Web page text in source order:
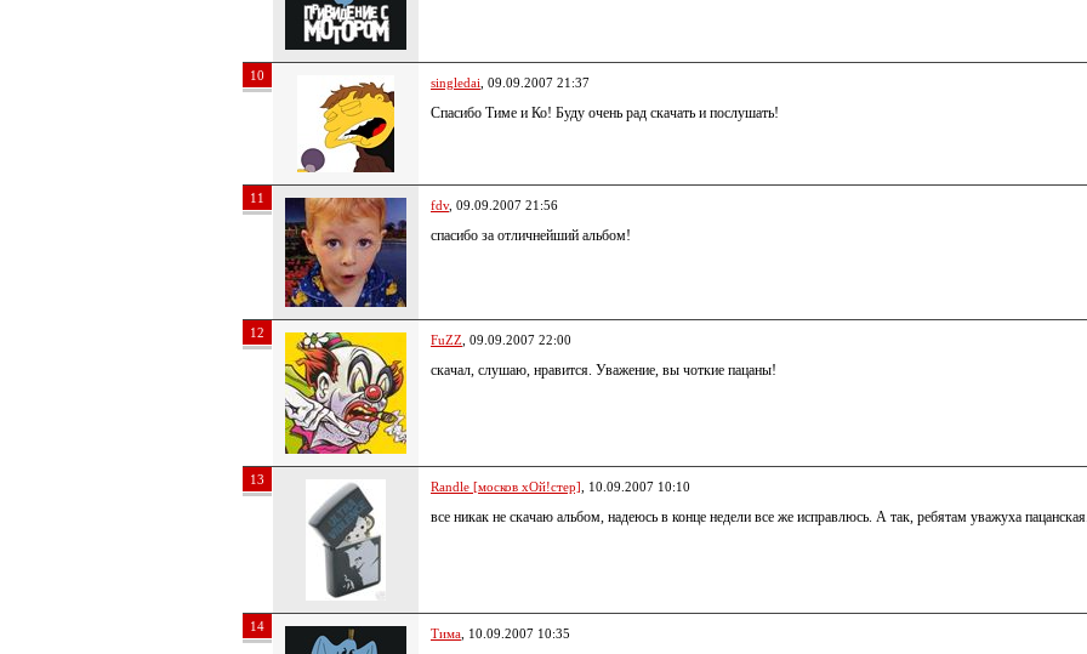
10 singledai , 09.09.2007 21:37
Спасибо Тиме и Ко! Буду очень рад скачать и послушать!
11 fdv, 09.09.2007 21:56
спасибо за отличнейший альбом!
12 FuZZ , 09.09.2007 22:00
скачал, слушаю, нравится. Уважение, вы чоткие пацаны!
13 Randle [москов хОй!стер] , 10.09.2007 10:10
все никак не скачаю альбом, надеюсь в конце недели все же исправлюсь. А так, ребятам уважуха
14 Тима , 10.09.2007 10:35